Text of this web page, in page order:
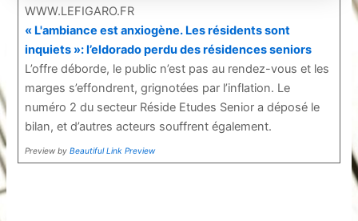
WWW.LEFIGARO.FR
« L'ambiance est anxiogène. Les résidents sont
inquiets »: l’eldorado perdu des résidences seniors
L’offre déborde, le public n’est pas au rendez-vous et les
marges s’effondrent, grignotées par l’inflation. Le
numéro 2 du secteur Réside Etudes Senior a déposé le
bilan, et d’autres acteurs souffrent également.
Preview by Beautiful Link Preview